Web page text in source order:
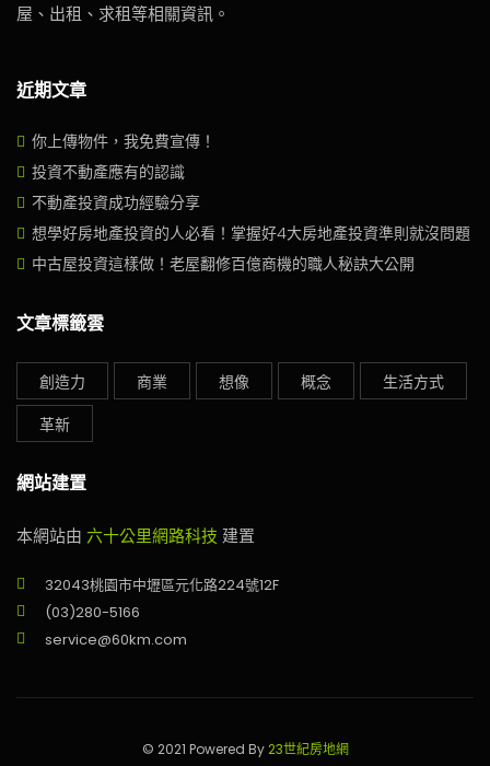
屋、出租、求租等相關資訊。
近期文章
你上傳物件，我免費宣傳！
投資不動產應有的認識
不動產投資成功經驗分享
想學好房地產投資的人必看！掌握好4大房地產投資準則就沒問題
中古屋投資這樣做！老屋翻修百億商機的職人秘訣大公開
文章標籤雲
創造力 商業 想像 概念
生活方式
革新
網站建置
本網站由 六十公里網路科技 建置
32043桃園市中壢區元化路224號12F
(03)280-5166
service@60km.com
© 2021 Powered By23世紀房地網